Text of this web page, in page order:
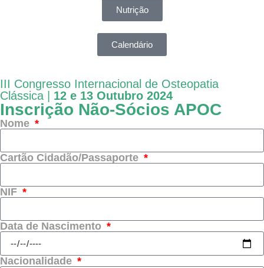
Nutrição
Calendário
III Congresso Internacional de Osteopatia
Clássica | 12 e 13 Outubro 2024
Inscrição Não-Sócios APOC
Nome
Cartão Cidadão/Passaporte
NIF
Data de Nascimento
Nacionalidade